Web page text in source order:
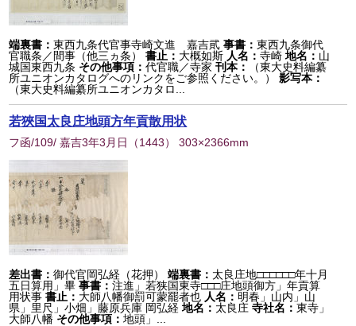
端裏書：東西九条代官事寺崎文進 嘉吉貮 事書：東西九条御代
官職条／間事（他三ヵ条）書止： 大概如斯 人名：寺崎 地名： 山
城国東西九条 その他事項：代官職／寺家刊本：
（東大史料編纂
所ユニオンカタログへのリンクをご参照ください。）
影写本：
（東大史料編纂所ユニオンカタロ...
若狹国太良庄地頭方年貢散用状
フ函/109/ 嘉吉3年3月日 （1443） 303×2366mm
差出書：御代官岡弘経（花押） 端裏書： 太良庄地□□□□□□年十月
五日算用」畢 事書：注進」若狭国東寺□□□庄地頭御方」年貢算
用状事書止： 大師八幡御罰可蒙罷者也 人名： 明春」山内」山
県」里尺」小畑」藤原兵庫 岡弘経 地名： 太良庄 寺社名：東寺」
大師八幡 その他事項：地頭」...